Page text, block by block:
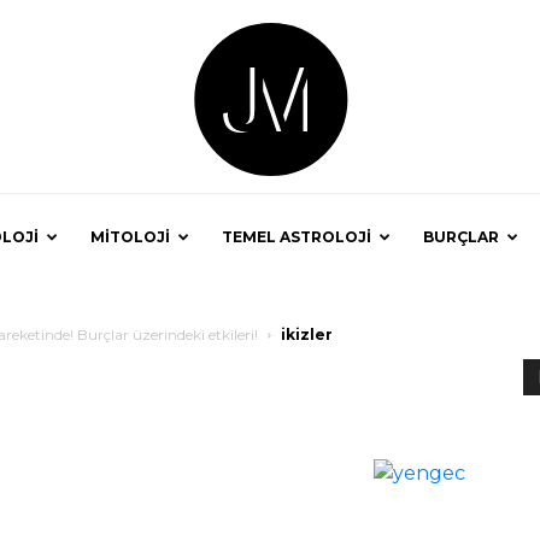
MİTOLOJİ TEMEL ASTROLOJİ BURÇLAR
Burçlar üzerindeki etkileri! ikizler